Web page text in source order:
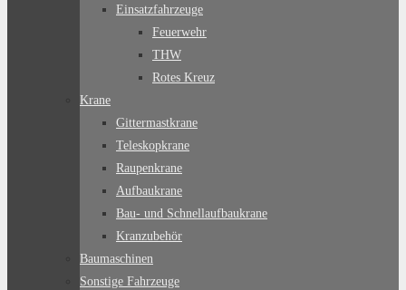
Einsatzfahrzeuge
Feuerwehr
THW
Rotes Kreuz
Krane
Gittermastkrane
Teleskopkrane
Raupenkrane
Aufbaukrane
Bau- und Schnellaufbaukrane
Kranzubehör
Baumaschinen
Sonstige Fahrzeuge